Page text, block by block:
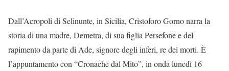
Dall’Acropoli di Selinunte, in Sicilia, Cristoforo Gorno narra la
storia di una madre, Demetra, di sua figlia Persefone e del
rapimento da parte di Ade, signore degli inferi, re dei morti. È
l’appuntamento con “Cronache dal Mito”, in onda lunedì 16